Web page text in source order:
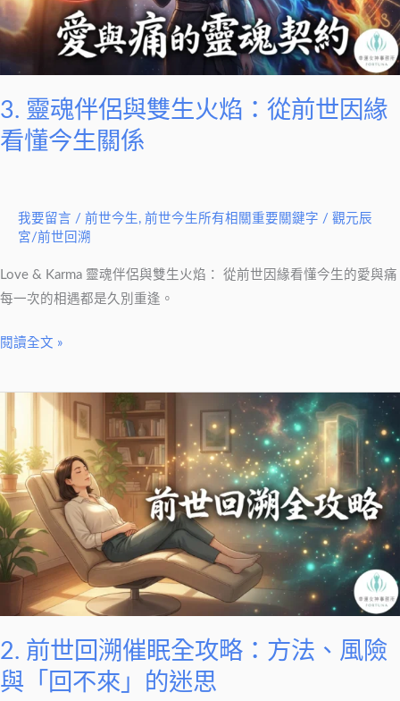
3. 靈魂伴侶與雙生火焰：從前世因緣
看懂今生關係
我要留言 / 前世今生 , 前世今生所有相關重要關鍵字 / 觀元辰
宮/前世回溯
Love & Karma 靈魂伴侶與雙生火焰： 從前世因緣看懂今生的愛與痛
每一次的相遇都是久別重逢。
雙
生
從
前
世
今
生
係
閱讀全文 »
2. 前世回溯催眠全攻略：方法、風險
與「回不來」的迷思
世
回
溯
催
眠
全
略：
方
法、
風